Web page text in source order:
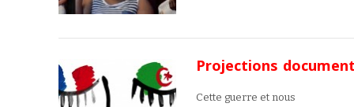
Projections
Cette guerre et nous